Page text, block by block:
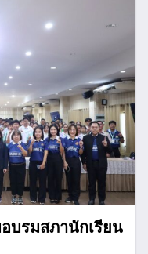
บรมสภานักเรียน